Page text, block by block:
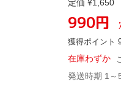
定価 ¥1,650
990円
獲得ポイント
在庫わずか
発送時期 1～